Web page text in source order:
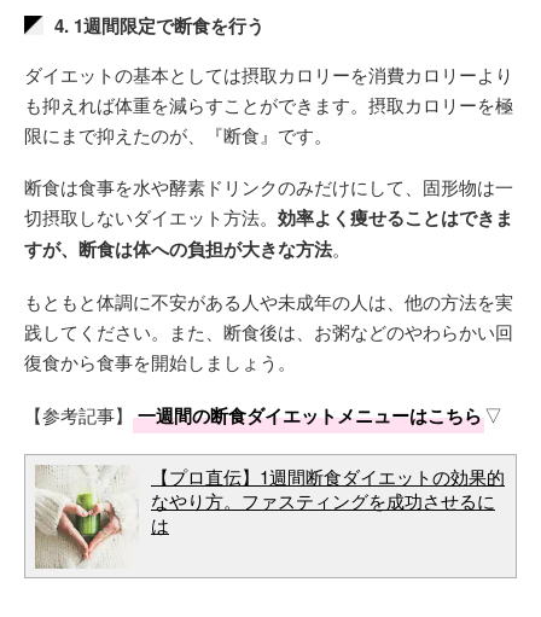
4. 1週間限定で断食を行う
ダイエットの基本としては摂取カロリーを消費カロリーより
も抑えれば体重を減らすことができます。摂取カロリーを極
限にまで抑えたのが、『断食』です。
断食は食事を水や酵素ドリンクのみだけにして、固形物は一
切摂取しないダイエット方法。 効率よく痩せることはできま
すが、断食は体への負担が大きな方法。
もともと体調に不安がある人や未成年の人は、他の方法を実
践してください。また、断食後は、お粥などのやわらかい回
復食から食事を開始しましょう。
【参考記事】 一週間の断食ダイエットメニューはこちら▽
【プロ直伝】1週間断食ダイエットの効果的
なやり方。ファスティングを成功させるに
は